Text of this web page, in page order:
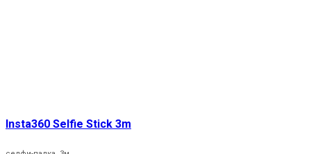
Insta360 Selfie Stick 3m